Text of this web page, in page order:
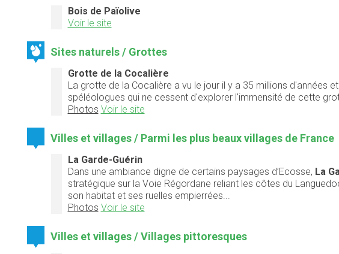
Bois de Païolive
Voir le site
Sites naturels / Grottes
Grotte de la Cocalière
La grotte de la Cocalière a vu le jour il y a 35 millions d'années
spéléologues qui ne cessent d'explorer l'immensité de cette
Photos Voir le site
Villes et villages / Parmi les plus beaux villages de France
La Garde-Guérin
Dans une ambiance digne de certains paysages d’Ecosse, La
stratégique sur la Voie Régordane reliant les côtes du
son habitat et ses ruelles empierrées...
Photos Voir le site
Villes et villages / Villages pittoresques